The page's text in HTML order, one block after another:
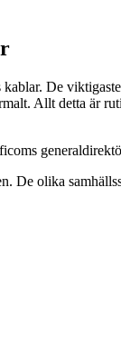
De
Allt detta är
De olika